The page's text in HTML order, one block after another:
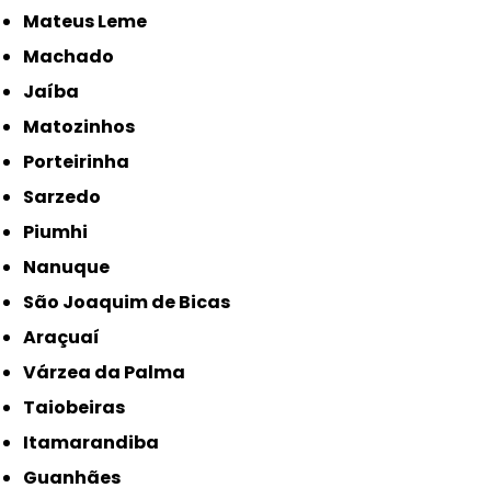
Mateus Leme
Machado
Jaíba
Matozinhos
Porteirinha
Sarzedo
Piumhi
Nanuque
São Joaquim de Bicas
Araçuaí
Várzea da Palma
Taiobeiras
Itamarandiba
Guanhães